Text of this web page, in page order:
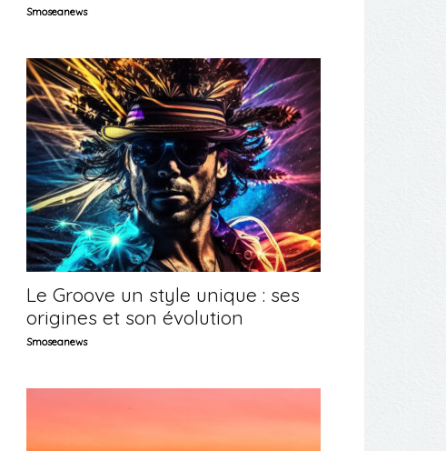
Smoseanews
Le Groove un style unique : ses
origines et son évolution
Smoseanews